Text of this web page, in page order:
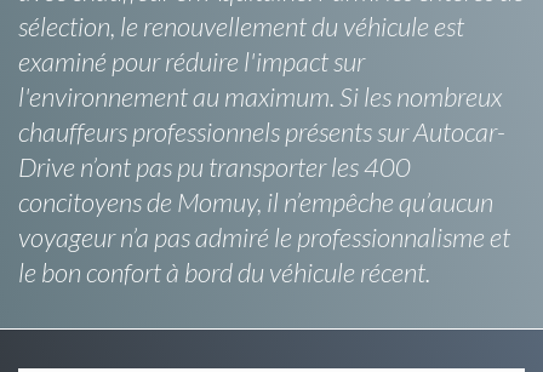
sélection, le renouvellement du véhicule est
examiné pour réduire l'impact sur
l'environnement au maximum. Si les nombreux
chauffeurs professionnels présents sur Autocar-
Drive n’ont pas pu transporter les 400
concitoyens de Momuy, il n’empêche qu’aucun
voyageur n’a pas admiré le professionnalisme et
le bon confort à bord du véhicule récent.